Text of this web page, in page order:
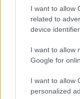
I want to allow
related to
device
I want to allow
Google for
I want to allow
personalized
Putyin
szervezték
hatvanadik
gaztetteit